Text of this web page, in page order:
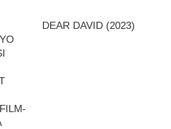
DEAR DAVID (2023)